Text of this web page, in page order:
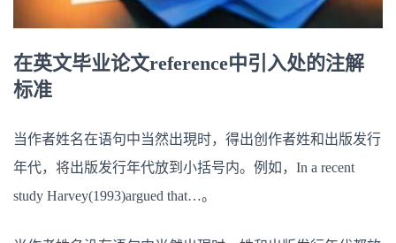
在英文毕业论文reference中引入处的注解
标准
当作者姓名在语句中当然出現时，得出创作者姓和出版发行
年代，将出版发行年代放到小括号内。例如，In a recent
study Harvey(1993)argued that…。